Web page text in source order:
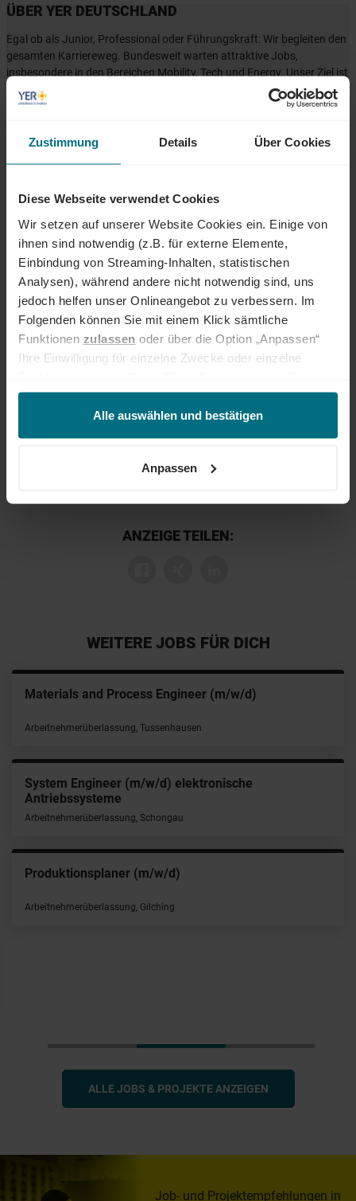
Zustimmung Details Über Cookies
Diese Webseite verwendet Cookies
Wir setzen auf unserer Website Cookies ein. Einige von
ihnen sind notwendig (z.B. für externe Elemente,
Einbindung von Streaming-Inhalten, statistischen
Analysen), während andere nicht notwendig sind, uns
jedoch helfen unser Onlineangebot zu verbessern. Im
Folgenden können Sie mit einem Klick sämtliche
Funktionen zulassen oder über die Option „Anpassen“
Ihre Einwilligung für einzelne Zwecke oder einzelne
jederzeit über unserenCookie-Hinweisaufrufen
und/oder nachträglich jederzeit anpassen. Weitere
Informationen erhalten Sie über unseren
Alle auswählen und bestätigen
Anpassen
ÜBER YER DEUTSCHLAND
Egal ob als Junior, Professional oder Führungskraft: Wir begleiten den
gesamten Karriereweg. Bundesweit warten attraktive Jobs,
insbesondere in den Bereichen Mobility, Tech und Energy. Unser Ziel ist
es dabei stets, das Perfect Match zwischen Talenten und
Unternehmen zu finden. Als Teil der YER Group wächst unser Angebot
Perspektiven über Ländergrenzen hinweg. Ob im Einsatz bei einem
INTERESSIERT?
Dann freuen wir uns über eine aussagekräftige Bewerbung inkl.
Gehaltsvorstellung und frühestem Eintrittstermin über unser
Onlineportal.
Jetzt bewerben
Deine Ansprechperson
+49 89 540 210 376
ANZEIGE TEILEN:
WEITERE JOBS FÜR DICH
Materials and Process Engineer (m/w/d)
Arbeitnehmerüberlassung, Tussenhausen
System Engineer (m/w/d) elektronische
Antriebssysteme
Arbeitnehmerüberlassung, Schongau
Produktionsplaner (m/w/d)
Arbeitnehmerüberlassung, Gilching
ALLE JOBS & PROJEKTE ANZEIGEN
Job- und Projektempfehlungen in